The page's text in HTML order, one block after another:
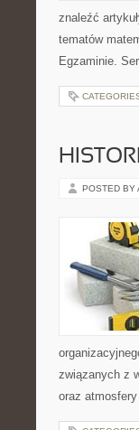
znaleźć
tematów
Egzaminie.
POSTED BY
związanych z
oraz